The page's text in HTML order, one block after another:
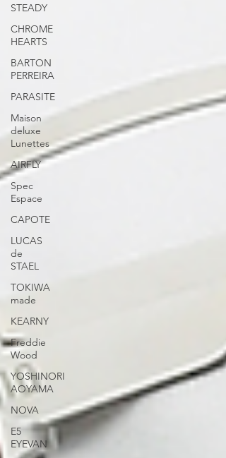
STEADY
CHROME
HEARTS
BARTON
PERREIRA
PARASITE
Maison
deluxe
Lunettes
AIRFLY
Spec
Espace
CAPOTE
LUCAS
de
STAEL
TOKIWA
made
KEARNY
Freddie
Wood
YOSHINORI
AOYAMA
NOVA
E5
EYEVAN